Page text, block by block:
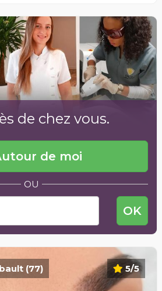
de chez vous.
de moi
OU
OK
5/5
(77)